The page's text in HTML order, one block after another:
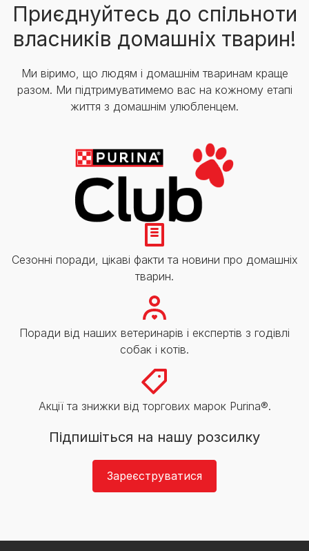
Приєднуйтесь до спільноти
власників домашніх тварин!
Ми віримо, що людям і домашнім тваринам краще
разом. Ми підтримуватимемо вас на кожному етапі
життя з домашнім улюбленцем.
Сезонні поради, цікаві факти та новини про домашніх
тварин.
Поради від наших ветеринарів і експертів з годівлі
собак і котів.
Акції та знижки від торгових марок Purina®.
Підпишіться на нашу розсилку
Зареєструватися